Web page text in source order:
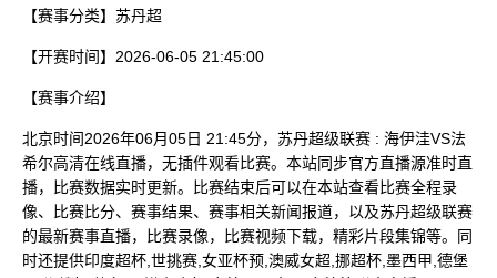
【赛事分类】 苏丹超
【开赛时间】 2026-06-05 21:45:00
【赛事介绍】
北京时间2026年06月05日 21:45分，苏丹超级联赛 : 海伊洼VS法
希尔高清在线直播，无插件观看比赛。本站同步官方直播源准时直
播，比赛数据实时更新。比赛结束后可以在本站查看比赛全程录
像、比赛比分、赛事结果、赛事相关新闻报道，以及苏丹超级联赛
的最新赛事直播，比赛录像，比赛视频下载，精彩片段集锦等。同
时还提供印度超杯,世挑赛,女亚杯预,澳威女超,挪超杯,墨西甲,德堡